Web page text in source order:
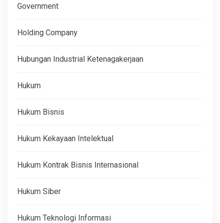
Government
Holding Company
Hubungan Industrial Ketenagakerjaan
Hukum
Hukum Bisnis
Hukum Kekayaan Intelektual
Hukum Kontrak Bisnis Internasional
Hukum Siber
Hukum Teknologi Informasi